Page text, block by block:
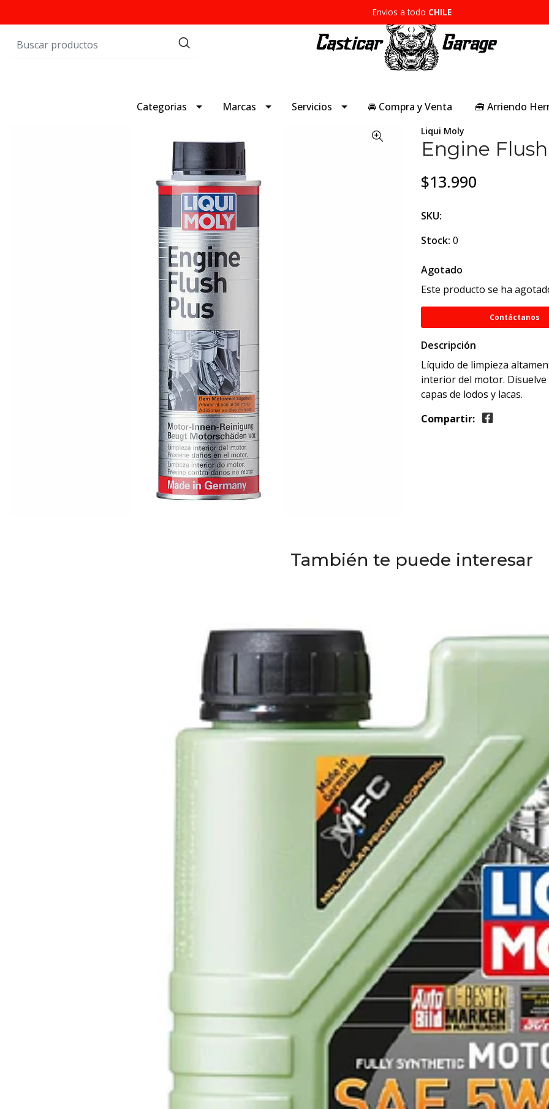
Envios a todo CHILE
Categorias Marcas Servicios 🚘 Compra y Venta 🧰 Arriendo
Liqui Moly
Engine Flush
$13.990
SKU:
Stock: 0
Agotado
Este producto se ha
Contáctanos
Descripción
Líquido de limpieza
interior del motor.
capas de lodos y lacas.
Compartir:
También te puede interesar